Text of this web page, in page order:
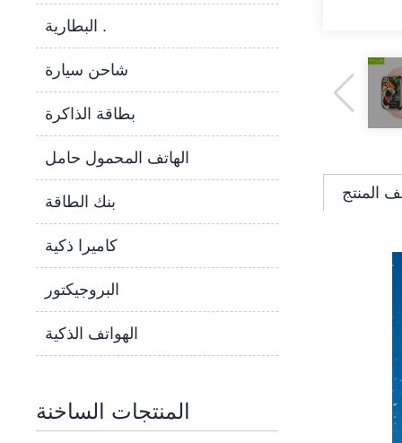
البطارية .
شاحن سيارة
بطاقة الذاكرة
الهاتف المحمول حامل
بنك الطاقة
كاميرا ذكية
البروجيكتور
الهواتف الذكية
المنتجات الساخنة
المنتج